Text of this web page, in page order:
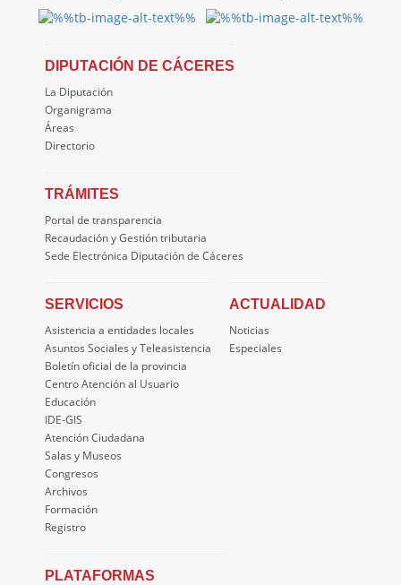
DIPUTACIÓN DE CÁCERES
La Diputación
Organigrama
Áreas
Directorio
TRÁMITES
Portal de transparencia
Recaudación y Gestión tributaria
Sede Electrónica Diputación de Cáceres
SERVICIOS
Asistencia a entidades locales
Asuntos Sociales y Teleasistencia
Boletín oficial de la provincia
Centro Atención al Usuario
Educación
IDE-GIS
Atención Ciudadana
Salas y Museos
Congresos
Archivos
Formación
Registro
ACTUALIDAD
Noticias
Especiales
PLATAFORMAS